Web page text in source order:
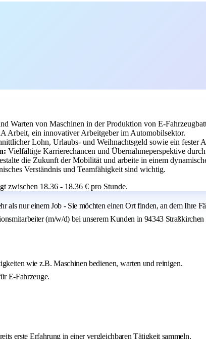
Warten von Maschinen in der Produktion von E-
Arbeit, ein innovativer Arbeitgeber im Automobilsektor.
Lohn, Urlaubs- und Weihnachtsgeld sowie ein fester
Vielfältige Karrierechancen und Übernahmeperspektive
die Zukunft der Mobilität und arbeite in einem
Verständnis und Teamfähigkeit sind wichtig.
zwischen 18.36 - 18.36 € pro Stunde.
als nur einem Job - Sie möchten einen Ort finden, an dem
(m/w/d) bei unserem Kunden in 94343
wie z.B. Maschinen bedienen, warten und reinigen.
E-Fahrzeuge.
erste Erfahrung in einer vergleichbaren Tätigkeit sammeln.